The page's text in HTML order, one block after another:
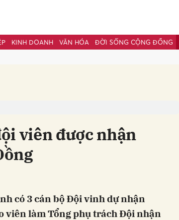
KINH DOANH VĂN HÓA ĐỜI SỐNG CỘNG ĐỒNG
viên được nhận
có 3 cán bộ Đội vinh dự nhận
viên làm Tổng phụ trách Đội nhận
luận